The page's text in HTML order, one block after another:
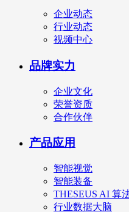
企业动态
行业动态
视频中心
品牌实力
企业文化
荣誉资质
合作伙伴
产品应用
智能视觉
智能装备
THESEUS AI 算
行业数据大脑